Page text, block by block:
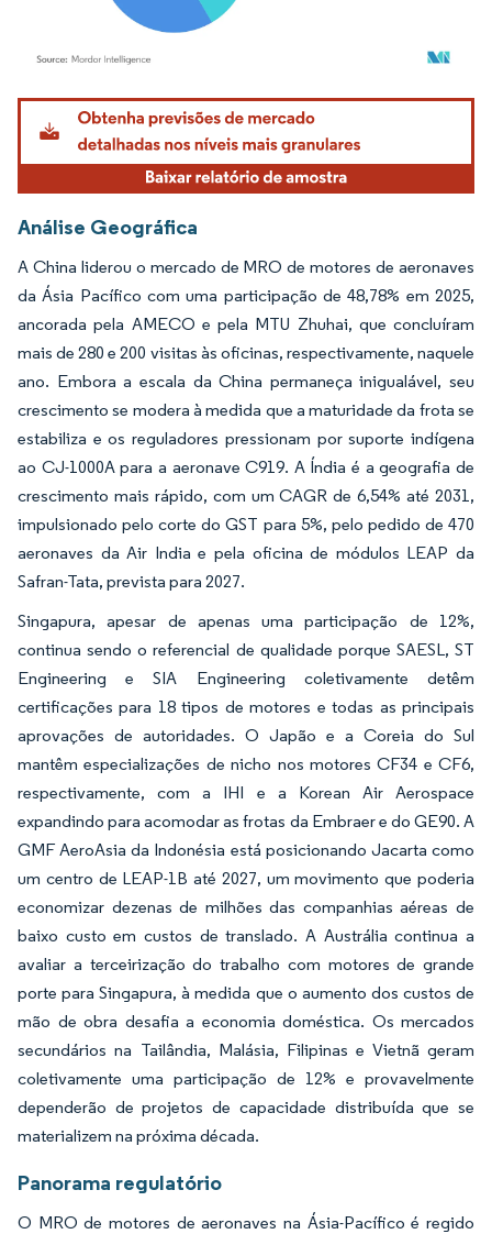
Imagem © Mordor Intelligence. O reuso requer atribuição conforme CC BY 4.0.
Análise Geográfica
A China liderou o mercado de MRO de motores de aeronaves
da Ásia Pacífico com uma participação de 48,78% em 2025,
ancorada pela AMECO e pela MTU Zhuhai, que concluíram
mais de 280 e 200 visitas às oficinas, respectivamente, naquele
ano. Embora a escala da China permaneça inigualável, seu
crescimento se modera à medida que a maturidade da frota se
estabiliza e os reguladores pressionam por suporte indígena
ao CJ-1000A para a aeronave C919. A Índia é a geografia de
crescimento mais rápido, com um CAGR de 6,54% até 2031,
impulsionado pelo corte do GST para 5%, pelo pedido de 470
aeronaves da Air India e pela oficina de módulos LEAP da
Safran-Tata, prevista para 2027.
Singapura, apesar de apenas uma participação de 12%,
continua sendo o referencial de qualidade porque SAESL, ST
Engineering e SIA Engineering coletivamente detêm
certificações para 18 tipos de motores e todas as principais
aprovações de autoridades. O Japão e a Coreia do Sul
mantêm especializações de nicho nos motores CF34 e CF6,
respectivamente, com a IHI e a Korean Air Aerospace
expandindo para acomodar as frotas da Embraer e do GE90. A
GMF AeroAsia da Indonésia está posicionando Jacarta como
um centro de LEAP-1B até 2027, um movimento que poderia
economizar dezenas de milhões das companhias aéreas de
baixo custo em custos de translado. A Austrália continua a
avaliar a terceirização do trabalho com motores de grande
porte para Singapura, à medida que o aumento dos custos de
mão de obra desafia a economia doméstica. Os mercados
secundários na Tailândia, Malásia, Filipinas e Vietnã geram
coletivamente uma participação de 12% e provavelmente
dependerão de projetos de capacidade distribuída que se
materializem na próxima década.
Panorama regulatório
O MRO de motores de aeronaves na Ásia-Pacífico é regido